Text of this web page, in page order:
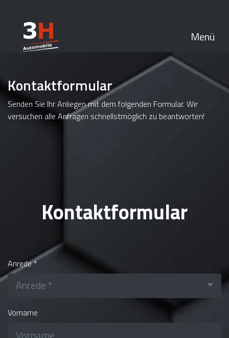
Menü
Kontaktformular
Senden Sie Ihr Anliegen mit dem folgenden Formular. Wir
versuchen alle Anfragen schnellstmöglich zu beantworten!
Kontaktformular
Anrede *
Anrede *
Vorname